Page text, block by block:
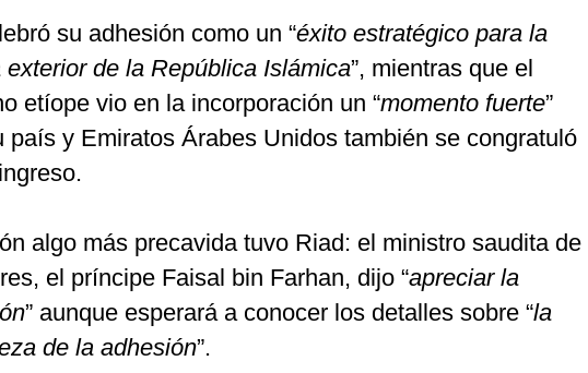
su adhesión como un “éxito estratégico para la
exterior de la República Islámica”, mientras que el
etíope vio en la incorporación un “momento fuerte”
país y Emiratos Árabes Unidos también se congratuló
algo más precavida tuvo Riad: el ministro saudita de
el príncipe Faisal bin Farhan, dijo “apreciar la
” aunque esperará a conocer los detalles sobre “la
de la adhesión”.